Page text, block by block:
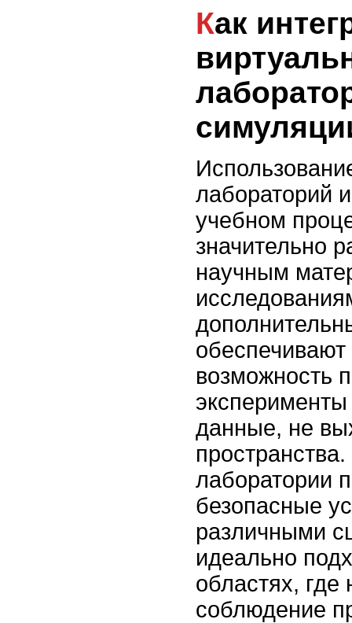
Как интегрировать
лабораторий
учебном
значительно
научным
обеспечивают
возможность
данные, не
лаборатории
безопасные
различными
идеально
областях, где
соблюдение